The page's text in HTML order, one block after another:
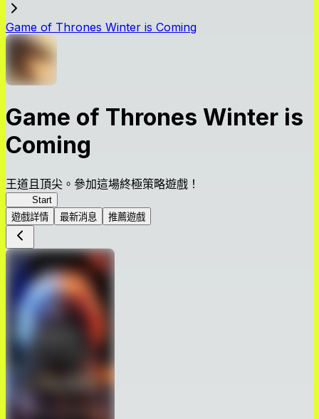
Game of Thrones Winter is Coming
Game of Thrones Winter is
Coming
王道且頂尖。參加這場終極策略遊戲！
Start
遊戲詳情
最新消息 推薦遊戲